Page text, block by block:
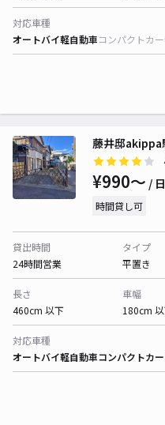
対応車種
オートバイ軽自動車コンパクトカー
藤井邸akippa
¥990〜 / 日
時間貸し可
貸出時間
24時間営業
タイプ
平置き
長さ
460cm 以下
車幅
180cm
対応車種
オートバイ軽自動車コンパクトカー